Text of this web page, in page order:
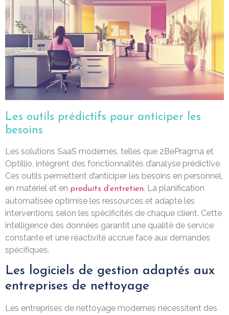
Les outils prédictifs pour anticiper les
besoins
Les solutions SaaS modernes, telles que 2BePragma et
Optillio, intègrent des fonctionnalités d’analyse prédictive.
Ces outils permettent d’anticiper les besoins en personnel,
en matériel et en produits d’entretien. La planification
automatisée optimise les ressources et adapte les
interventions selon les spécificités de chaque client. Cette
intelligence des données garantit une qualité de service
constante et une réactivité accrue face aux demandes
spécifiques.
Les logiciels de gestion adaptés aux
entreprises de nettoyage
Les entreprises de nettoyage modernes nécessitent des